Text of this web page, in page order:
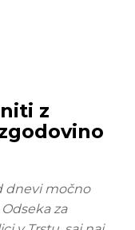
z
dnevi močno
za